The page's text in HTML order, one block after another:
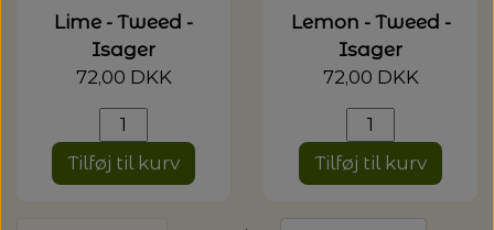
Lime - Tweed -
Isager
72,00 DKK
Tilføj til kurv
Lemon - Tweed -
Isager
72,00 DKK
Tilføj til kurv